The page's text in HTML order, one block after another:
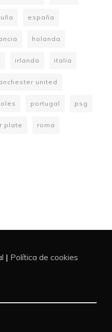
españa
holanda
irlanda italia
united
portugal psg
plate roma
| Política de cookies